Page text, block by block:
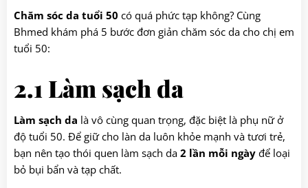
Chăm sóc da tuổi 50 có quá phức tạp không? Cùng
Bhmed khám phá 5 bước đơn giản chăm sóc da cho chị em
tuổi 50:
2.1 Làm sạch da
Làm sạch da là vô cùng quan trọng, đặc biệt là phụ nữ ở
độ tuổi 50. Để giữ cho làn da luôn khỏe mạnh và tươi trẻ,
bạn nên tạo thói quen làm sạch da 2 lần mỗi ngày để loại
bỏ bụi bẩn và tạp chất.